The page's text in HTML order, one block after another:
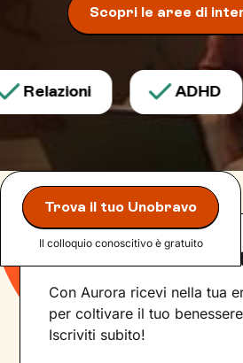
Scopri le aree di
ADHD
Trova il tuo Unobravo
Il colloquio conoscitivo è gratuito
Iscriviti alla
Con Aurora ricevi nella tua
per coltivare il tuo
Iscriviti subito!